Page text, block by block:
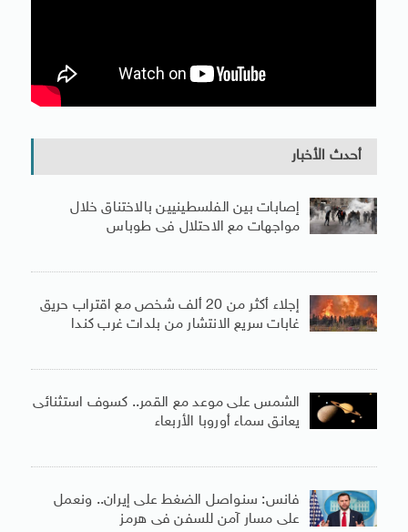
أحدث الأخبار
إصابات بين الفلسطينيين بالاختناق خلال
مواجهات مع الاحتلال فى طوباس
إجلاء أكثر من 20 ألف شخص مع اقتراب حريق
غابات سريع الانتشار من بلدات غرب كندا
الشمس على موعد مع القمر.. كسوف استثنائى
يعانق سماء أوروبا الأربعاء
فانس: سنواصل الضغط على إيران.. ونعمل
على مسار آمن للسفن فى هرمز